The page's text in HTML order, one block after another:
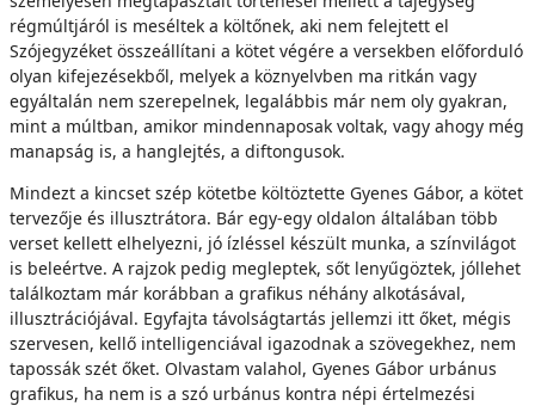
régmúltjáról is meséltek a költőnek, aki nem felejtett el
Szójegyzéket összeállítani a kötet végére a versekben előforduló
olyan kifejezésekből, melyek a köznyelvben ma ritkán vagy
egyáltalán nem szerepelnek, legalábbis már nem oly gyakran,
mint a múltban, amikor mindennaposak voltak, vagy ahogy még
manapság is, a hanglejtés, a diftongusok.
Mindezt a kincset szép kötetbe költöztette Gyenes Gábor, a kötet
tervezője és illusztrátora. Bár egy-egy oldalon általában több
verset kellett elhelyezni, jó ízléssel készült munka, a színvilágot
is beleértve. A rajzok pedig megleptek, sőt lenyűgöztek, jóllehet
találkoztam már korábban a grafikus néhány alkotásával,
illusztrációjával. Egyfajta távolságtartás jellemzi itt őket, mégis
szervesen, kellő intelligenciával igazodnak a szövegekhez, nem
tapossák szét őket. Olvastam valahol, Gyenes Gábor urbánus
grafikus, ha nem is a szó urbánus kontra népi értelmezési